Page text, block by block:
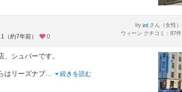
（約7年前） 0
by inf. さん（女性）
ウィーン クチコミ：87件
シュパーです。
はリーズナブ
続きを読む